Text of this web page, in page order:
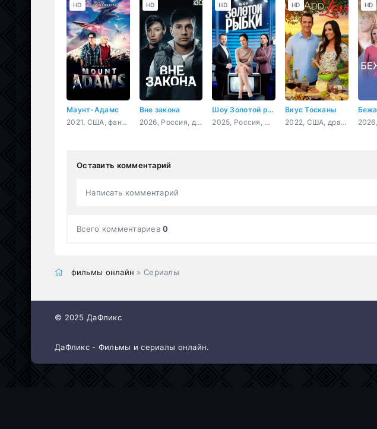
Маунт-Адамс
2021, США, фантастика, боевик, приключения
HD
Вне закона
2026, Россия, детектив, боевик, криминал, драма
HD
Шоу Золотой рыбки
2025, Россия, мелодрама
HD
Вкус Тосканы
2022, США, драма, мелодрама, комедия
HD HD
Оставить комментарий
Написать комментарий
Всего комментариев0
фильмы онлайн » Сериалы
© 2025 ДаФликс
ДаФликс - Фильмы и сериалы онлайн.